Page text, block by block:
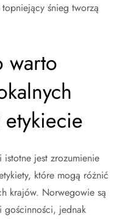
śnieg tworzą
warto
jest zrozumienie
które mogą różnić
krajów. Norwegowie są
gościnności, jednak